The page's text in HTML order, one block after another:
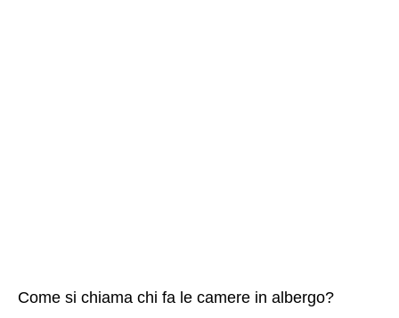
Come si chiama chi fa le camere in albergo?